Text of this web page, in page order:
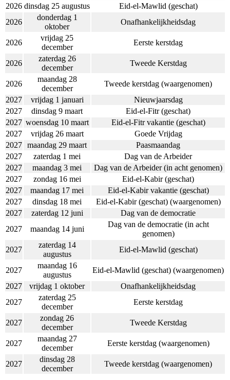
2026 dinsdag 25 augustus
Eid-el-Mawlid (geschat)
2026
donderdag 1
oktober
Onafhankelijkheidsdag
2026
vrijdag 25
december
Eerste kerstdag
2026
zaterdag 26
december
Tweede Kerstdag
2026
maandag 28
december
Tweede kerstdag (waargenomen)
2027
vrijdag 1 januari
Nieuwjaarsdag
2027
dinsdag 9 maart
Eid-el-Fitr (geschat)
2027 woensdag 10 maart
Eid-el-Fitr vakantie (geschat)
2027
vrijdag 26 maart
Goede Vrijdag
2027 maandag 29 maart
Paasmaandag
2027
zaterdag 1 mei
Dag van de Arbeider
2027
maandag 3 mei
Dag van de Arbeider (in acht genomen)
2027
zondag 16 mei
Eid-el-Kabir (geschat)
2027
maandag 17 mei
Eid-el-Kabir vakantie (geschat)
2027
dinsdag 18 mei
Eid-el-Kabir (geschat) (waargenomen)
2027
zaterdag 12 juni
Dag van de democratie
2027
maandag 14 juni
Dag van de democratie (in acht
genomen)
2027
zaterdag 14
augustus
Eid-el-Mawlid (geschat)
2027
maandag 16
augustus
Eid-el-Mawlid (geschat) (waargenomen)
2027
vrijdag 1 oktober
Onafhankelijkheidsdag
2027
zaterdag 25
december
Eerste kerstdag
2027
zondag 26
december
Tweede Kerstdag
2027
maandag 27
december
Eerste kerstdag (waargenomen)
2027
dinsdag 28
december
Tweede kerstdag (waargenomen)